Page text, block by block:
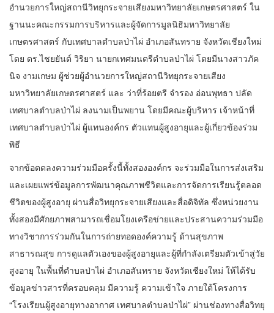
อำนวยการใหญ่สถานีวิทยุกระจายเสียงมหาวิทยาลัยเกษตรศาสตร์ ใน
ฐานนะคณะกรรมการบริหารและผู้จัดการมูลนิธิมหาวิทยาลัย
เกษตรศาสตร์ กับเทศบาลตำบลป่าไผ่ อำเภอสันทราย จังหวัดเชียงใหม่
โดย ดร.ไชยยันต์ วิริยา นายกเทศมนตรีตำบลป่าไผ่ โดยมีนางสาวภัค
นิจ งามเกษม ผู้ช่วยผู้อำนวยการใหญ่สถานีวิทยุกระจายเสียง
มหาวิทยาลัยเกษตรศาสตร์ และ ว่าที่ร้อยตรี จำรอง อ่อนพุทธา ปลัด
เทศบาลตำบลป่าไผ่ ลงนามเป็นพยาน โดยมีคณะผู้บริหาร เจ้าหน้าที่
เทศบาลตำบลป่าไผ่ ผู้แทนองค์กร ตัวแทนผู้สูงอายุและผู้เกี่ยวข้องร่วม
พิธี
จากข้อตดลงความร่วมมือครั้งนี้ทั้งสององค์กร จะร่วมมือในการส่งเสริม
และเผยแพร่ข้อมูลการพัฒนาคุณภาพชีวิตและการจัดการเรียนรู้ตลอด
ชีวิตของผู้สูงอายุ ผ่านสื่อวิทยุกระจายเสียงและสื่อดิจิทัล ซึ่งหน่วยงาน
ทั้งสองมีศักยภาพสามารถเชื่อมโยงเครือข่ายและประสานความร่วมมือ
ทางวิชาการร่วมกันในการถ่ายทอดองค์ความรู้ ด้านสุขภาพ
สาธารณสุข การดูแลตัวเองของผู้สูงอายุและผู้ที่กำลังเตรียมตัวเข้าสู่วัย
สูงอายุ ในพื้นที่ตำบลป่าไผ่ อำเภอสันทราย จังหวัดเชียงใหม่ ให้ได้รับ
ข้อมูลข่าวสารที่ครอบคลุม มีความรู้ ความเข้าใจ ภายใต้โครงการ
“โรงเรียนผู้สูงอายุทางอากาศ เทศบาลตำบลป่าไผ่” ผ่านช่องทางสื่อวิทยุ